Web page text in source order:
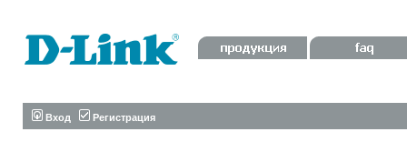
Вход Регистрация